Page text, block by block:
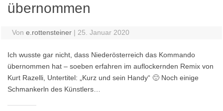
übernommen
Vone.rottensteiner | 25. Januar 2020
Ich wusste gar nicht, dass Niederösterreich das Kommando
übernommen hat – soeben erfahren im auflockernden Remix von
Kurt Razelli, Untertitel: „Kurz und sein Handy“ 🙂 Noch einige
Schmankerln des Künstlers…